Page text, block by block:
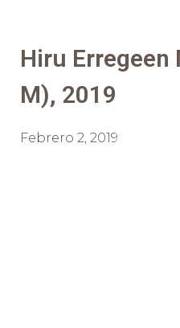
Hiru Erregeen
M), 2019
Febrero 2, 2019